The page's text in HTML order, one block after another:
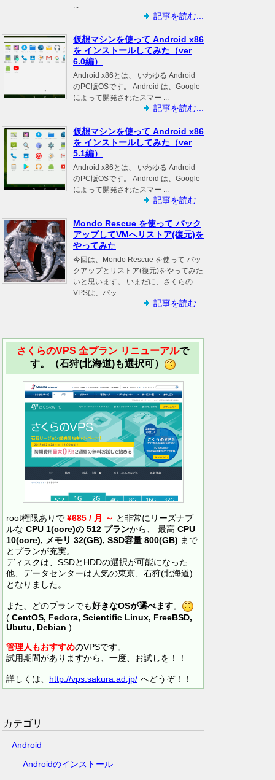
...
記事を読む...
仮想マシンを使って Android x86
を インストールしてみた（ver
6.0編）
Android x86とは、 いわゆる Android
のPC版OSです。 Android は、Google
によって開発されたスマー ...
記事を読む...
仮想マシンを使って Android x86
を インストールしてみた（ver
5.1編）
Android x86とは、 いわゆる Android
のPC版OSです。 Android は、Google
によって開発されたスマー ...
記事を読む...
Mondo Rescue を使って バック
アップしてVMへリストア(復元)を
やってみた
今回は、Mondo Rescue を使って バッ
クアップとリストア(復元)をやってみた
いと思います。 いまだに、さくらの
VPSは、バッ ...
記事を読む...
さくらのVPS 全プラン リニューアルで
す。（石狩(北海道)も選択可）
root権限ありで ¥685 / 月 ～ と非常にリーズナブ
ルな CPU 1(core)の 512 プランから、 最高 CPU
10(core), メモリ 32(GB), SSD容量 800(GB) まで
とプランが充実。
ディスクは、SSDとHDDの選択が可能になった
他、データセンターは人気の東京、石狩(北海道)
となりました。
また、どのプランでも好きなOSが選べます。
( CentOS, Fedora, Scientific Linux, FreeBSD,
Ubutu, Debian )
管理人もおすすめのVPSです。
試用期間がありますから、一度、お試しを！！
詳しくは、 http://vps.sakura.ad.jp/ へどうぞ！！
カテゴリ
Android
Androidのインストール